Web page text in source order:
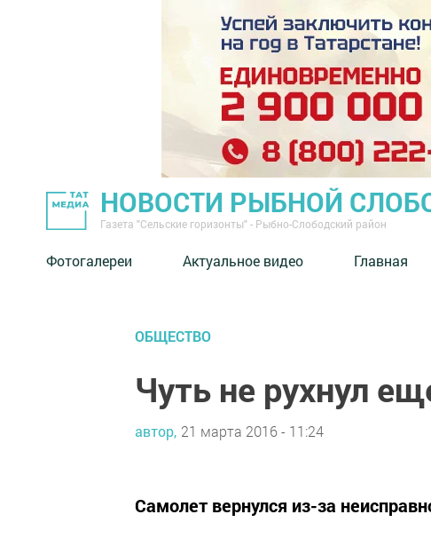
НОВОСТИ РЫБНОЙ
Газета "Сельские горизонты" - Рыбно-Слободский район
Фотогалереи Актуальное видео Главная
ОБЩЕСТВО
Чуть не рухнул
автор, 21 марта 2016 - 11:24
Самолет вернулся из-за